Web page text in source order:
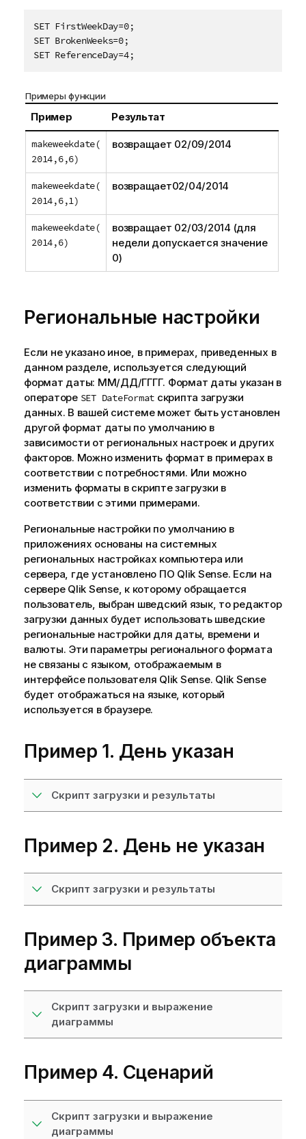
SET FirstWeekDay=0;
SET BrokenWeeks=0;
SET ReferenceDay=4;
Примеры функции
Пример Результат
makeweekdate(
2014,6,6)
возвращает 02/09/2014
makeweekdate(
2014,6,1)
возвращает02/04/2014
makeweekdate(
2014,6)
возвращает 02/03/2014 (для
недели допускается значение
0)
Региональные настройки
Если не указано иное, в примерах, приведенных в
данном разделе, используется следующий
формат даты: ММ/ДД/ГГГГ. Формат даты указан в
операторе SET DateFormat скрипта загрузки
данных. В вашей системе может быть установлен
другой формат даты по умолчанию в
зависимости от региональных настроек и других
факторов. Можно изменить формат в примерах в
соответствии с потребностями. Или можно
изменить форматы в скрипте загрузки в
соответствии с этими примерами.
Региональные настройки по умолчанию в
приложениях основаны на системных
региональных настройках компьютера или
сервера, где установлено ПО Qlik Sense. Если на
сервере Qlik Sense, к которому обращается
пользователь, выбран шведский язык, то редактор
загрузки данных будет использовать шведские
региональные настройки для даты, времени и
валюты. Эти параметры регионального формата
не связаны с языком, отображаемым в
интерфейсе пользователя Qlik Sense. Qlik Sense
будет отображаться на языке, который
используется в браузере.
Пример 1. День указан
Скрипт загрузки и результаты
Пример 2. День не указан
Скрипт загрузки и результаты
Пример 3. Пример объекта
диаграммы
Скрипт загрузки и выражение
диаграммы
Пример 4. Сценарий
Скрипт загрузки и выражение
диаграммы